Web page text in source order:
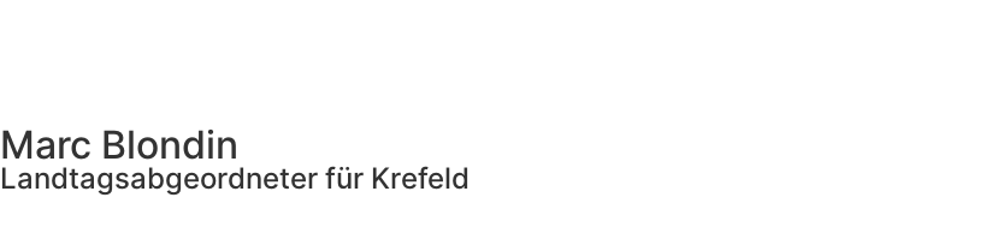
Marc Blondin
Landtagsabgeordneter für Krefeld